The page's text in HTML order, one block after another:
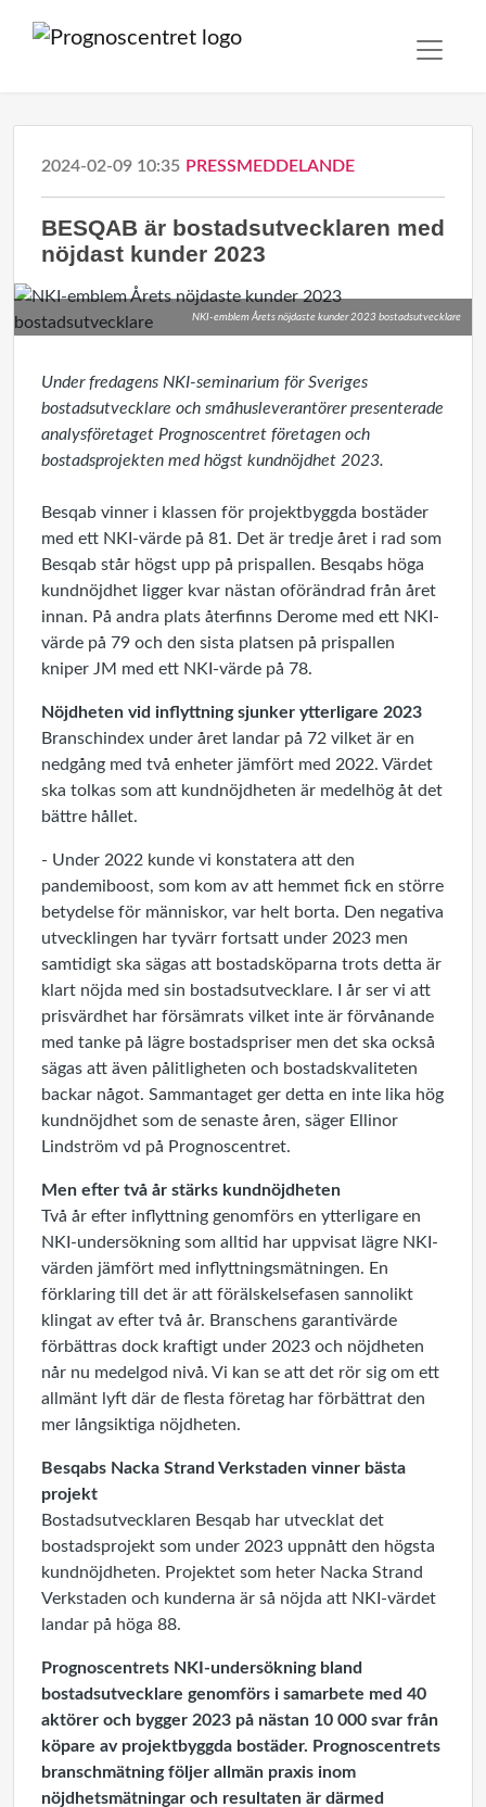
2024-02-09 10:35 PRESSMEDDELANDE
BESQAB är bostadsutvecklaren med
nöjdast kunder 2023
NKI-emblem Årets nöjdaste kunder 2023 bostadsutvecklare
Under fredagens NKI-seminarium för Sveriges
bostadsutvecklare och småhusleverantörer presenterade
analysföretaget Prognoscentret företagen och
bostadsprojekten med högst kundnöjdhet 2023.
Besqab vinner i klassen för projektbyggda bostäder
med ett NKI-värde på 81. Det är tredje året i rad som
Besqab står högst upp på prispallen. Besqabs höga
kundnöjdhet ligger kvar nästan oförändrad från året
innan. På andra plats återfinns Derome med ett NKI-
värde på 79 och den sista platsen på prispallen
kniper JM med ett NKI-värde på 78.
Nöjdheten vid inflyttning sjunker ytterligare 2023
Branschindex under året landar på 72 vilket är en
nedgång med två enheter jämfört med 2022. Värdet
ska tolkas som att kundnöjdheten är medelhög åt det
bättre hållet.
- Under 2022 kunde vi konstatera att den
pandemiboost, som kom av att hemmet fick en större
betydelse för människor, var helt borta. Den negativa
utvecklingen har tyvärr fortsatt under 2023 men
samtidigt ska sägas att bostadsköparna trots detta är
klart nöjda med sin bostadsutvecklare. I år ser vi att
prisvärdhet har försämrats vilket inte är förvånande
med tanke på lägre bostadspriser men det ska också
sägas att även pålitligheten och bostadskvaliteten
backar något. Sammantaget ger detta en inte lika hög
kundnöjdhet som de senaste åren, säger Ellinor
Lindström vd på Prognoscentret.
Men efter två år stärks kundnöjdheten
Två år efter inflyttning genomförs en ytterligare en
NKI-undersökning som alltid har uppvisat lägre NKI-
värden jämfört med inflyttningsmätningen. En
förklaring till det är att förälskelsefasen sannolikt
klingat av efter två år. Branschens garantivärde
förbättras dock kraftigt under 2023 och nöjdheten
når nu medelgod nivå. Vi kan se att det rör sig om ett
allmänt lyft där de flesta företag har förbättrat den
mer långsiktiga nöjdheten.
Besqabs Nacka Strand Verkstaden vinner bästa
projekt
Bostadsutvecklaren Besqab har utvecklat det
bostadsprojekt som under 2023 uppnått den högsta
kundnöjdheten. Projektet som heter Nacka Strand
Verkstaden och kunderna är så nöjda att NKI-värdet
landar på höga 88.
Prognoscentrets NKI-undersökning bland
bostadsutvecklare genomförs i samarbete med 40
aktörer och bygger 2023 på nästan 10 000 svar från
köpare av projektbyggda bostäder. Prognoscentrets
branschmätning följer allmän praxis inom
nöjdhetsmätningar och resultaten är därmed